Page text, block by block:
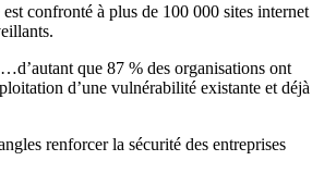
confronté à plus de 100 000 sites internet
que 87 % des organisations ont
d’une vulnérabilité existante et déjà
renforcer la sécurité des entreprises